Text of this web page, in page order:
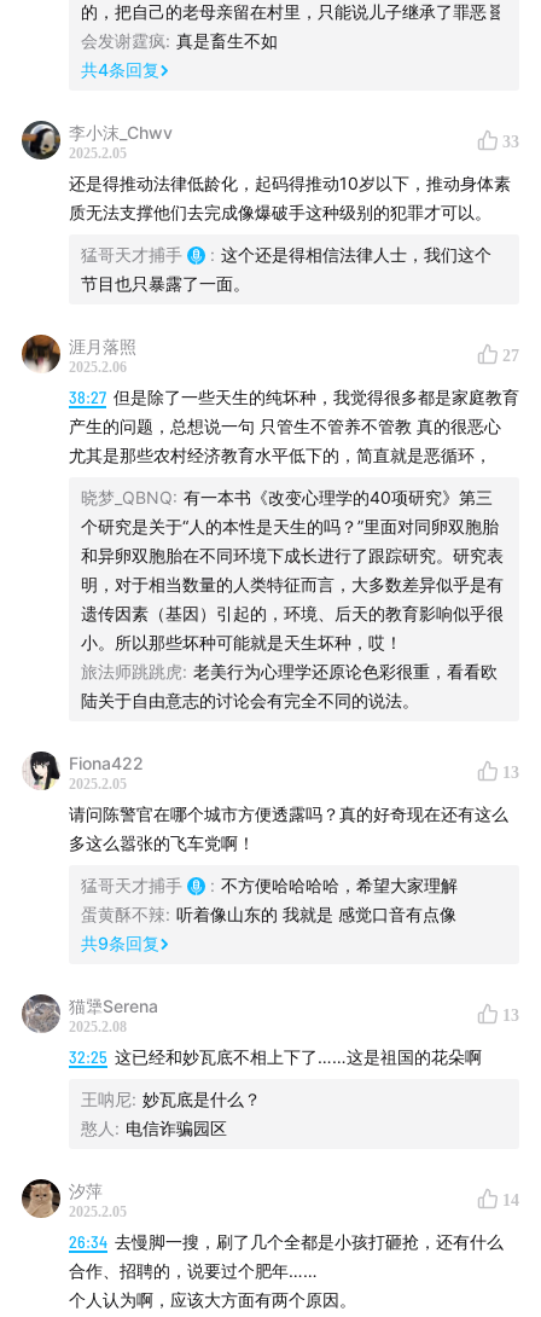
陈文章 刑警、天才捕手计划作者
小旋风 天才捕手计划编辑
@猛哥天才捕手
小船
的，把自己的老母亲留在村里，只能说儿子继承了罪恶🧬
会发谢霆疯: 真是畜生不如
共4条回复
李小沫_Chwv
2025.2.05
33
还是得推动法律低龄化，起码得推动10岁以下，推动身体素
质无法支撑他们去完成像爆破手这种级别的犯罪才可以。
猛哥天才捕手 : 这个还是得相信法律人士，我们这个
节目也只暴露了一面。
涯月落照
2025.2.06
27
38:27 但是除了一些天生的纯坏种，我觉得很多都是家庭教育
产生的问题，总想说一句 只管生不管养不管教 真的很恶心
尤其是那些农村经济教育水平低下的，简直就是恶循环，
晓梦_QBNQ: 有一本书《改变心理学的40项研究》第三
个研究是关于“人的本性是天生的吗？”里面对同卵双胞胎
和异卵双胞胎在不同环境下成长进行了跟踪研究。研究表
明，对于相当数量的人类特征而言，大多数差异似乎是有
遗传因素（基因）引起的，环境、后天的教育影响似乎很
小。所以那些坏种可能就是天生坏种，哎！
旅法师跳跳虎: 老美行为心理学还原论色彩很重，看看欧
陆关于自由意志的讨论会有完全不同的说法。
Fiona422
2025.2.05
13
请问陈警官在哪个城市方便透露吗？真的好奇现在还有这么
多这么嚣张的飞车党啊！
猛哥天才捕手 : 不方便哈哈哈哈，希望大家理解
蛋黄酥不辣: 听着像山东的 我就是 感觉口音有点像
共9条回复
猫犟Serena
2025.2.08
13
32:25 这已经和妙瓦底不相上下了……这是祖国的花朵啊
王呐尼: 妙瓦底是什么？
憨人 : 电信诈骗园区
汐萍
2025.2.05
14
26:34 去慢脚一搜，刷了几个全都是小孩打砸抢，还有什么
合作、招聘的，说要过个肥年……
个人认为啊，应该大方面有两个原因。